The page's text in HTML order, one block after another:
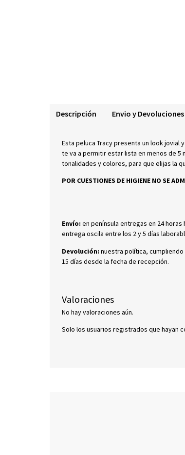
Descripción Envio y Devoluciones
Esta peluca Tracy presenta un look
te va a permitir estar lista en menos de 5
tonalidades y colores, para que elijas la
POR CUESTIONES DE HIGIENE NO SE
Envío: en península entregas en 24
entrega oscila entre los 2 y 5 días
Devolución: nuestra política,
15 días desde la fecha de recepción.
Valoraciones
No hay valoraciones aún.
Solo los usuarios registrados que hayan